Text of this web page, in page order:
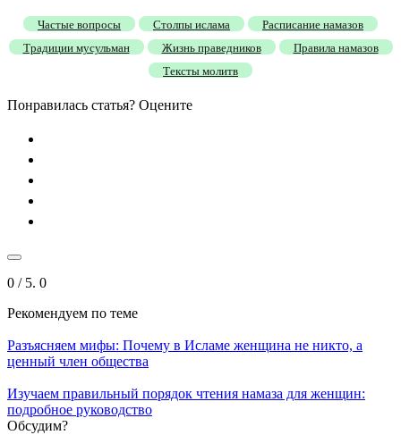
Частые вопросы Столпы ислама
Расписание намазов
Традиции мусульман
Жизнь праведников
Правила намазов
Тексты молитв
Понравилась статья? Оцените
0 / 5. 0
Рекомендуем по теме
Разъясняем мифы: Почему в Исламе женщина не никто, а
ценный член общества
Изучаем правильный порядок чтения намаза для женщин:
подробное руководство
Обсудим?